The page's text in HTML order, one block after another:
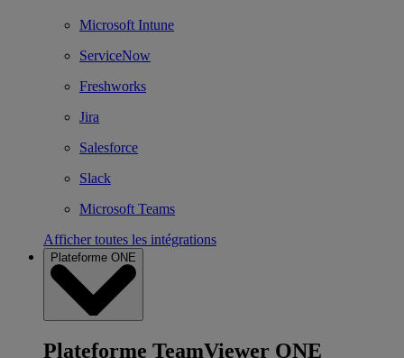
Microsoft Intune
ServiceNow
Freshworks
Jira
Salesforce
Slack
Microsoft Teams
Afficher toutes les intégrations
Plateforme ONE
Plateforme TeamViewer ONE